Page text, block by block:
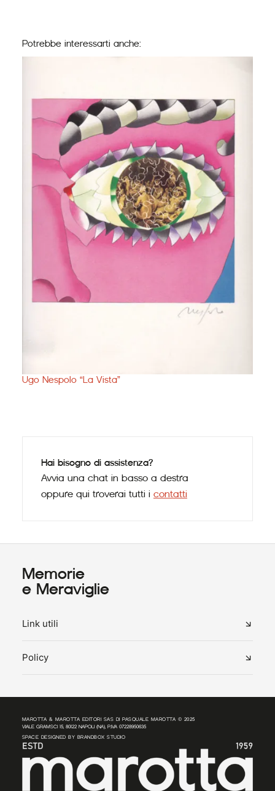
Potrebbe interessarti anche:
Ugo Nespolo “La Vista”
Hai bisogno di assistenza?
Avvia una chat in basso a destra
oppure qui troverai tutti i contatti
Memorie
e Meraviglie
Link utili
Policy
MAROTTA & MAROTTA EDITORI SAS DI PASQUALE MAROTTA © 2025
VIALE GRAMSCI 15, 80122 NAPOLI (NA), P.IVA 07228950635
SPACE DESIGNED BY BRANDBOX STUDIO